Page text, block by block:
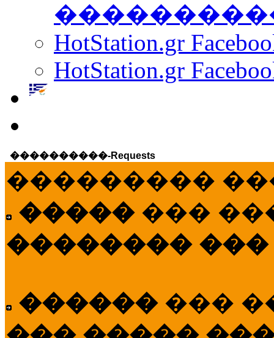
HotStation.gr
HotStation.gr
����������-Requests
���������
����� ���
��������
������ ���